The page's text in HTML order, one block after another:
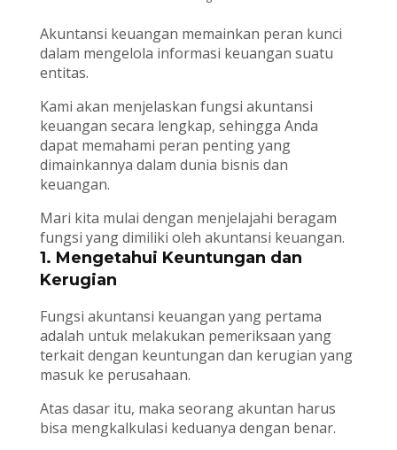
Akuntansi keuangan memainkan peran kunci
dalam mengelola informasi keuangan suatu
entitas.
Kami akan menjelaskan fungsi akuntansi
keuangan secara lengkap, sehingga Anda
dapat memahami peran penting yang
dimainkannya dalam dunia bisnis dan
keuangan.
Mari kita mulai dengan menjelajahi beragam
fungsi yang dimiliki oleh akuntansi keuangan.
1. Mengetahui Keuntungan dan
Kerugian
Fungsi akuntansi keuangan yang pertama
adalah untuk melakukan pemeriksaan yang
terkait dengan keuntungan dan kerugian yang
masuk ke perusahaan.
Atas dasar itu, maka seorang akuntan harus
bisa mengkalkulasi keduanya dengan benar.